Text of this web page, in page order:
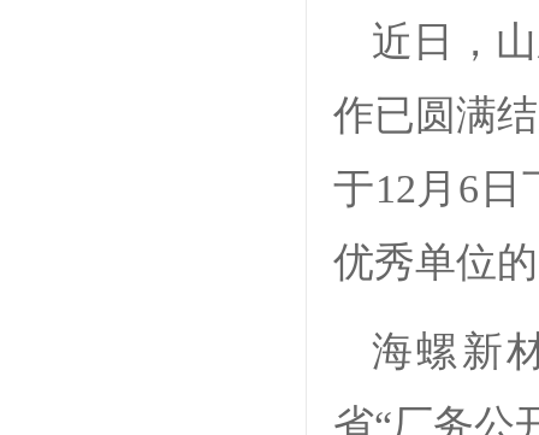
近日，
作已圆满
于12月6
优秀单位
海螺新
省“厂务公